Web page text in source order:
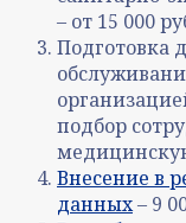
– от 15 000
Подготовка
подбор
Внесение в
данных– 9